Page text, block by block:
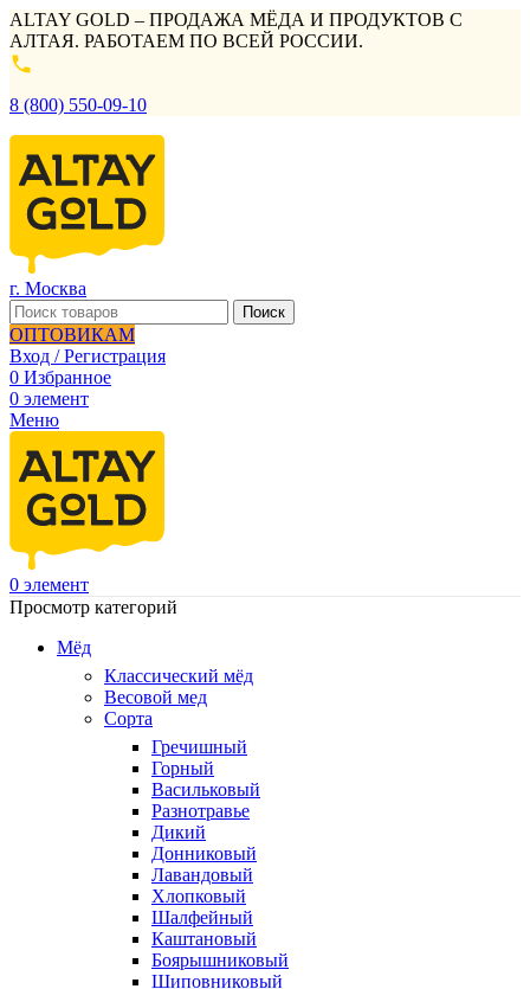
ALTAY GOLD – ПРОДАЖА МЁДА И ПРОДУКТОВ С
АЛТАЯ. РАБОТАЕМ ПО ВСЕЙ РОССИИ.
8 (800) 550-09-10
г. Москва
Поиск
ОПТОВИКАМ
Вход / Регистрация
0 Избранное
0 элемент
Меню
0 элемент
Просмотр категорий
Мёд
Классический мёд
Весовой мед
Сорта
Гречишный
Горный
Васильковый
Разнотравье
Дикий
Донниковый
Лавандовый
Хлопковый
Шалфейный
Каштановый
Боярышниковый
Шиповниковый